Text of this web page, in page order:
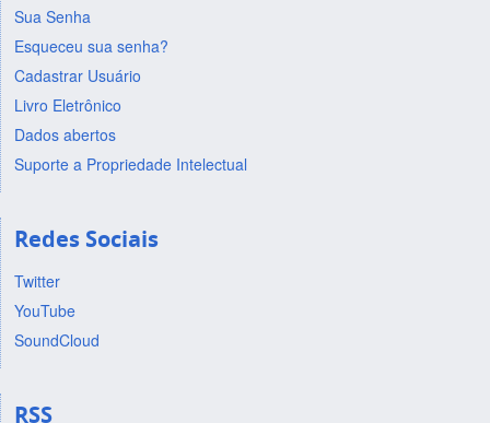
Sua Senha
Esqueceu sua senha?
Cadastrar Usuário
Livro Eletrônico
Dados abertos
Suporte a Propriedade Intelectual
Redes Sociais
Twitter
YouTube
SoundCloud
RSS